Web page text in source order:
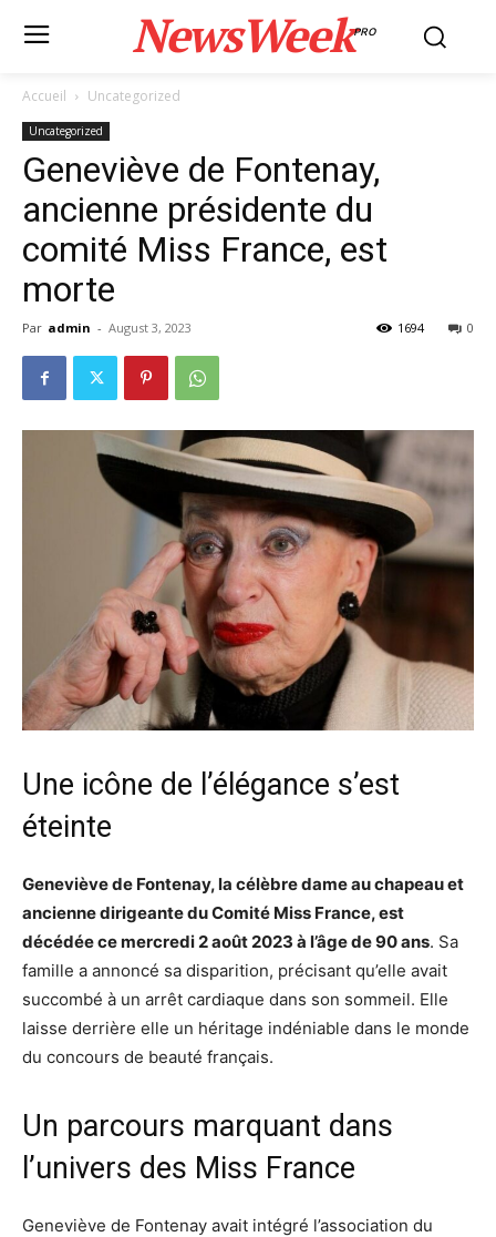
NewsWeekPRO
Accueil Uncategorized
Uncategorized
Geneviève de Fontenay,
ancienne présidente du
comité Miss France, est
morte
Par admin - August 3, 2023 0
1694
Une icône de l’élégance s’est
éteinte
Geneviève de Fontenay, la célèbre dame au chapeau et
ancienne dirigeante du Comité Miss France, est
décédée ce mercredi 2 août 2023 à l’âge de 90 ans. Sa
famille a annoncé sa disparition, précisant qu’elle avait
succombé à un arrêt cardiaque dans son sommeil. Elle
laisse derrière elle un héritage indéniable dans le monde
du concours de beauté français.
Un parcours marquant dans
l’univers des Miss France
Geneviève de Fontenay avait intégré l’association du